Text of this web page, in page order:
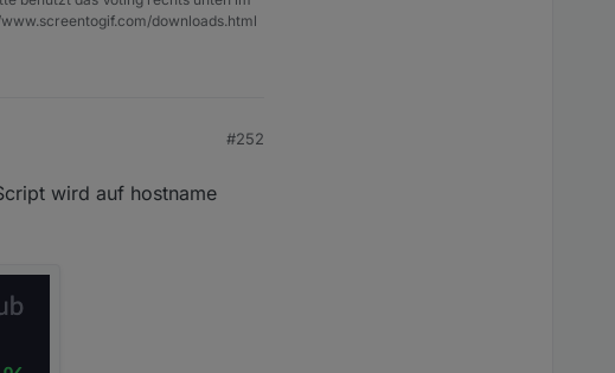
downloads.html
#252
wird auf hostname